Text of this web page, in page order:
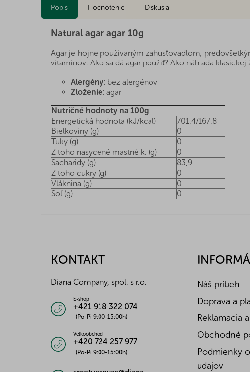
Popis Hodnotenie Diskusia
Natural agar agar 10g
Agar je hojne používaným zahusťovadlom,
vitamínov. Ako sa dá agar použiť? Ako náhrada
Alergény: bez alergénov
Zloženie: agar
Nutričné hodnoty na 100g:
Energetická hodnota (kJ/kcal)
701,4/167,8
Bielkoviny (g)
0
Tuky (g)
0
Z toho nasycené mastné k. (g)
0
Sacharidy (g)
83,9
Z toho cukry (g)
0
Vláknina (g)
0
Soľ (g)
0
KONTAKT
Diana Company, spol. s r.o.
E-shop
+421 918 322 074
(Po-Pi 9:00-15:00h)
Veľkoobchod
+420 724 257 977
(Po-Pi 9:00-15:00h)
Náš príbeh
Doprava a
Reklamacia
Obchodné
Podmienky
údajov